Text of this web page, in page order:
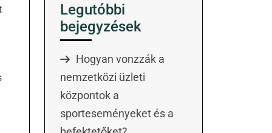
Legutóbbi
bejegyzések
Hogyan vonzzák a
nemzetközi üzleti
központok a
sporteseményeket és a